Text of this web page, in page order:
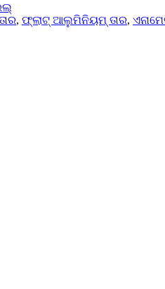
, ଫ୍ଲାଟ୍ ଆଲୁମିନିୟମ୍ ତାର,